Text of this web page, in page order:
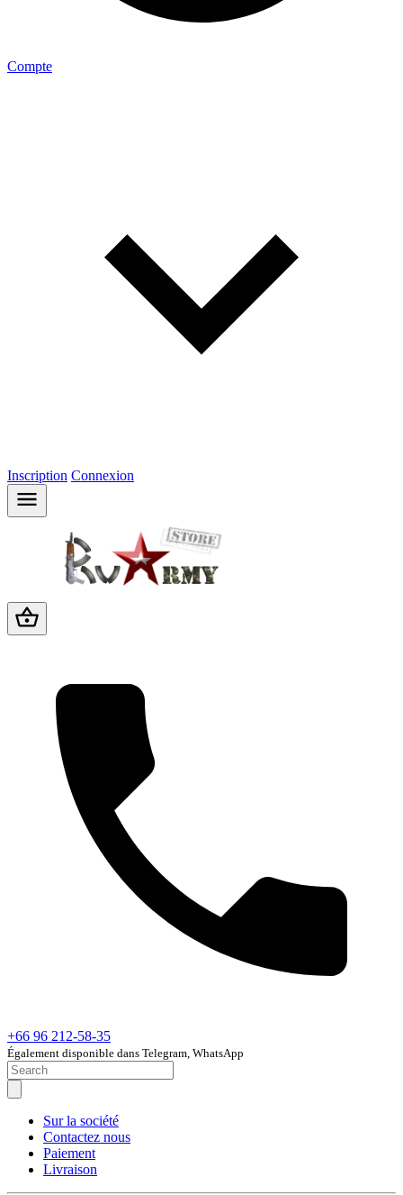
Compte
Inscription Connexion
+66 96 212-58-35
Également disponible dans Telegram, WhatsApp
Sur la société
Contactez nous
Paiement
Livraison